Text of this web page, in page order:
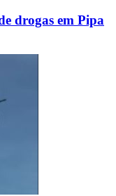
drogas em Pipa